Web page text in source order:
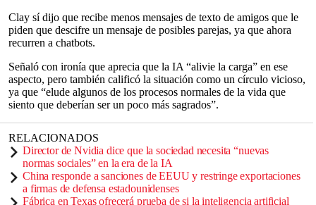
Clay sí dijo que recibe menos mensajes de texto de amigos que le
piden que descifre un mensaje de posibles parejas, ya que ahora
recurren a chatbots.
Señaló con ironía que aprecia que la IA “alivie la carga” en ese
aspecto, pero también calificó la situación como un círculo vicioso,
ya que “elude algunos de los procesos normales de la vida que
siento que deberían ser un poco más sagrados”.
RELACIONADOS
Director de Nvidia dice que la sociedad necesita “nuevas
normas sociales” en la era de la IA
China responde a sanciones de EEUU y restringe exportaciones
a firmas de defensa estadounidenses
Fábrica en Texas ofrecerá prueba de si la inteligencia artificial